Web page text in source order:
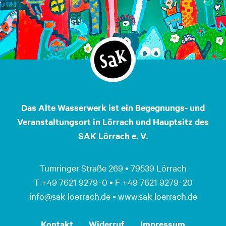
Das Alte Wasserwerk ist ein Begegnungs- und
Veranstaltungsort in Lörrach und Hauptsitz des
SAK Lörrach e. V.
Tumringer Straße 269 • 79539 Lörrach
T +49 7621 9279 - 0 • F +49 7621 9279 - 20
info@sak-loerrach.de • www.sak-loerrach.de